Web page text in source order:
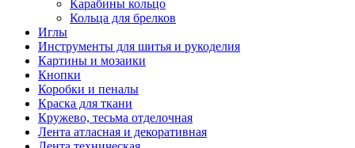
Карабины кольцо
Кольца для брелков
Иглы
Инструменты для шитья и рукоделия
Картины и мозаики
Кнопки
Коробки и пеналы
Краска для ткани
Кружево, тесьма отделочная
Лента атласная и декоративная